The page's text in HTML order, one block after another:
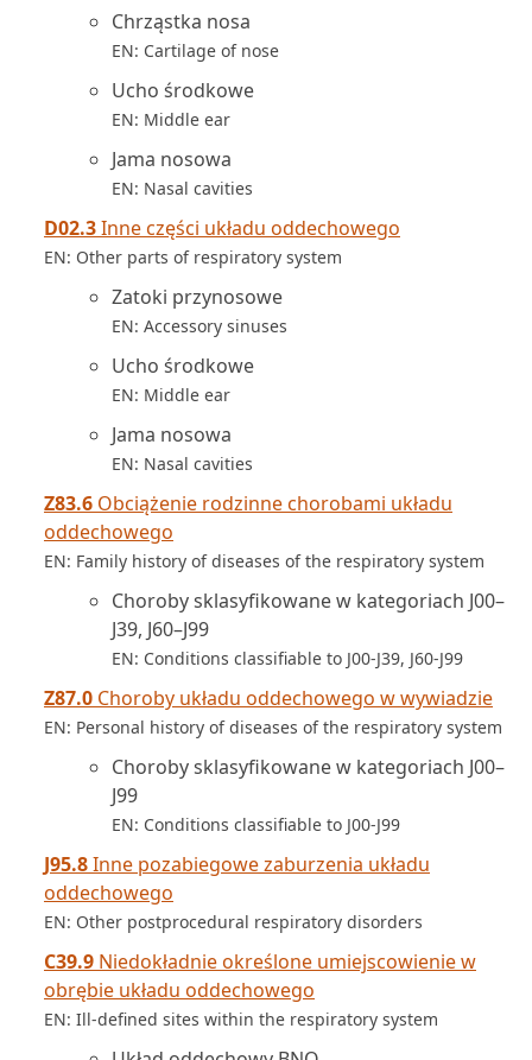
Chrząstka nosa
EN: Cartilage of nose
Ucho środkowe
EN: Middle ear
Jama nosowa
EN: Nasal cavities
D02.3Inne części układu oddechowego
EN: Other parts of respiratory system
Zatoki przynosowe
EN: Accessory sinuses
Ucho środkowe
EN: Middle ear
Jama nosowa
EN: Nasal cavities
Z83.6 Obciążenie rodzinne chorobami układu
oddechowego
EN: Family history of diseases of the respiratory system
Choroby sklasyfikowane w kategoriach J00–
J39, J60–J99
EN: Conditions classifiable to J00-J39, J60-J99
Z87.0 Choroby układu oddechowego w wywiadzie
EN: Personal history of diseases of the respiratory system
Choroby sklasyfikowane w kategoriach J00–
J99
EN: Conditions classifiable to J00-J99
J95.8Inne pozabiegowe zaburzenia układu
oddechowego
EN: Other postprocedural respiratory disorders
C39.9 Niedokładnie określone umiejscowienie w
obrębie układu oddechowego
EN: Ill-defined sites within the respiratory system